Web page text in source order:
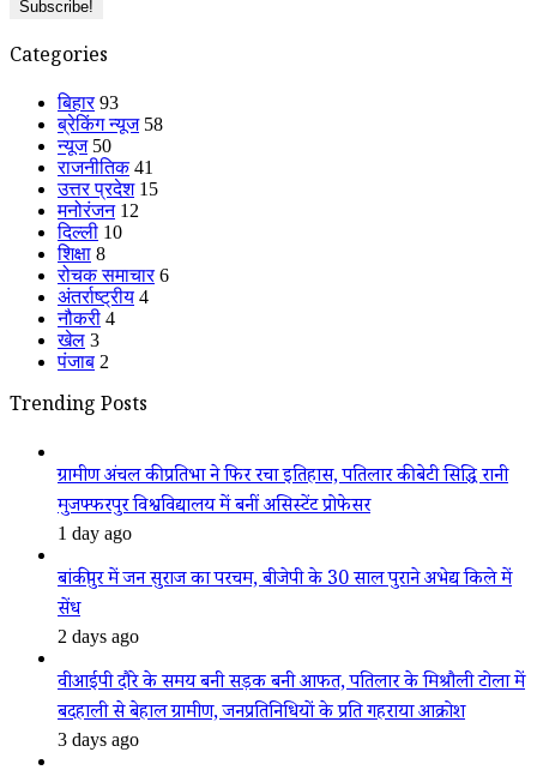
Categories
बिहार 93
ब्रेकिंग न्यूज 58
न्यूज 50
राजनीतिक 41
उत्तर प्रदेश 15
मनोरंजन 12
दिल्ली 10
शिक्षा 8
रोचक समाचार 6
अंतर्राष्ट्रीय 4
नौकरी 4
खेल 3
पंजाब 2
Trending Posts
ग्रामीण अंचल की प्रतिभा ने फिर रचा इतिहास, पतिलार की बेटी सिद्धि रानी
मुजफ्फरपुर विश्वविद्यालय में बनीं असिस्टेंट प्रोफेसर
1 day ago
बांकीपुर में जन सुराज का परचम, बीजेपी के 30 साल पुराने अभेद्य किले में
सेंध
2 days ago
वीआईपी दौरे के समय बनी सड़क बनी आफत, पतिलार के मिश्रौली टोला में
बदहाली से बेहाल ग्रामीण, जनप्रतिनिधियों के प्रति गहराया आक्रोश
3 days ago